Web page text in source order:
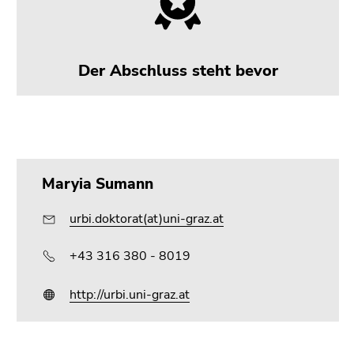
Der Abschluss steht bevor
Maryia Sumann
urbi.doktorat(at)uni-graz.at
+43 316 380 - 8019
http://urbi.uni-graz.at